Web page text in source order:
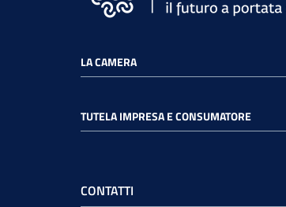
LA CAMERA
TUTELA IMPRESA E CONSUMATORE
CONTATTI